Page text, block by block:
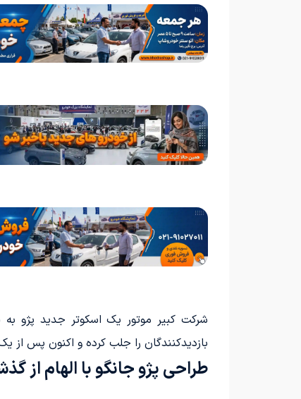
بازدیدکنندگان را جلب کرده و اکنون پس
طراحی پژو جانگو با الهام از